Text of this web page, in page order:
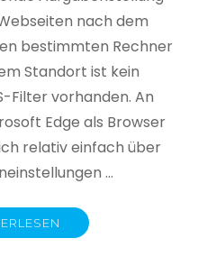
nach dem
bestimmten Rechner
Standort ist kein
Filter vorhanden. An
Edge als Browser
relativ einfach über
…